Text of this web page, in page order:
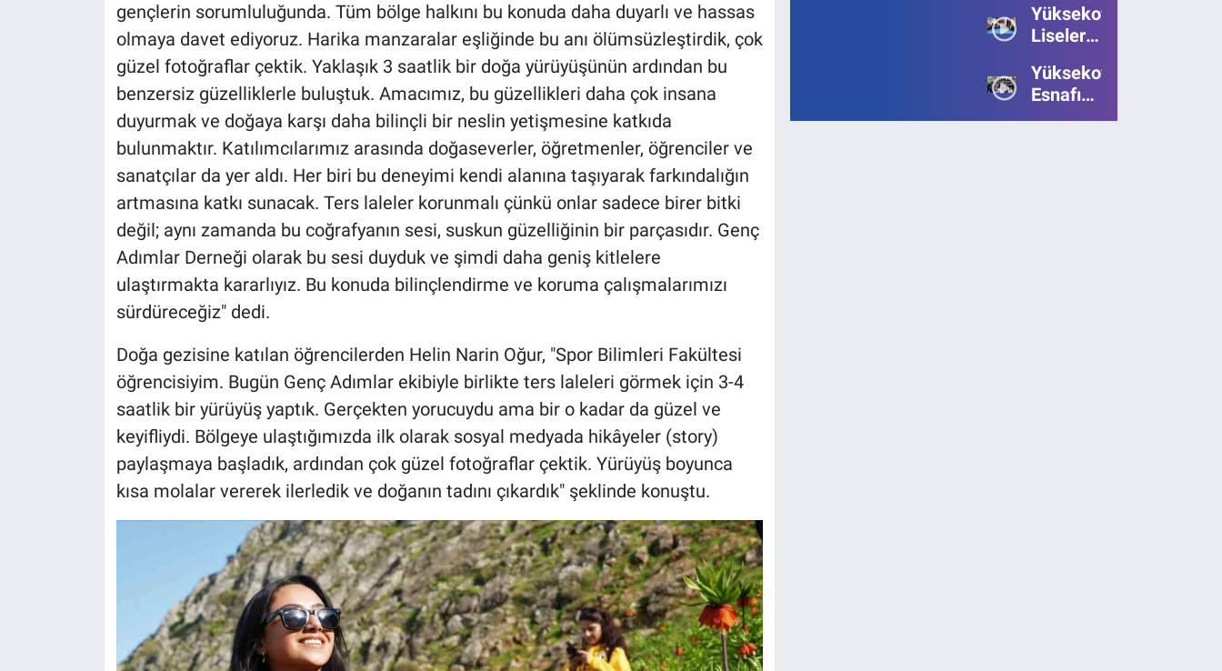
gençlerin sorumluluğunda. Tüm bölge halkını bu konuda daha duyarlı ve hassas
olmaya davet ediyoruz. Harika manzaralar eşliğinde bu anı ölümsüzleştirdik, çok
güzel fotoğraflar çektik. Yaklaşık 3 saatlik bir doğa yürüyüşünün ardından bu
benzersiz güzelliklerle buluştuk. Amacımız, bu güzellikleri daha çok insana
duyurmak ve doğaya karşı daha bilinçli bir neslin yetişmesine katkıda
bulunmaktır. Katılımcılarımız arasında doğaseverler, öğretmenler, öğrenciler ve
sanatçılar da yer aldı. Her biri bu deneyimi kendi alanına taşıyarak farkındalığın
artmasına katkı sunacak. Ters laleler korunmalı çünkü onlar sadece birer bitki
değil; aynı zamanda bu coğrafyanın sesi, suskun güzelliğinin bir parçasıdır. Genç
Adımlar Derneği olarak bu sesi duyduk ve şimdi daha geniş kitlelere
ulaştırmakta kararlıyız. Bu konuda bilinçlendirme ve koruma çalışmalarımızı
sürdüreceğiz" dedi.
Doğa gezisine katılan öğrencilerden Helin Narin Oğur, "Spor Bilimleri Fakültesi
öğrencisiyim. Bugün Genç Adımlar ekibiyle birlikte ters laleleri görmek için 3-4
saatlik bir yürüyüş yaptık. Gerçekten yorucuydu ama bir o kadar da güzel ve
keyifliydi. Bölgeye ulaştığımızda ilk olarak sosyal medyada hikâyeler (story)
paylaşmaya başladık, ardından çok güzel fotoğraflar çektik. Yürüyüş boyunca
kısa molalar vererek ilerledik ve doğanın tadını çıkardık" şeklinde konuştu.
Bulundu
111.Yılı
Kutlandı
Yüksekova’da
Liseler
Bilgi
Yarışmasının
Birincisi
Yüksekova
Esnafı
Bayrama